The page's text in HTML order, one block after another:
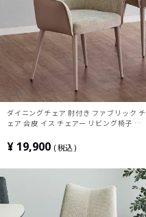
ダイニングチェア 肘付き ファブリック チ
ェア 合皮 イス チェアー リビング椅子 お
北欧 モダン ベージュ グレー
¥ 19,900 税込